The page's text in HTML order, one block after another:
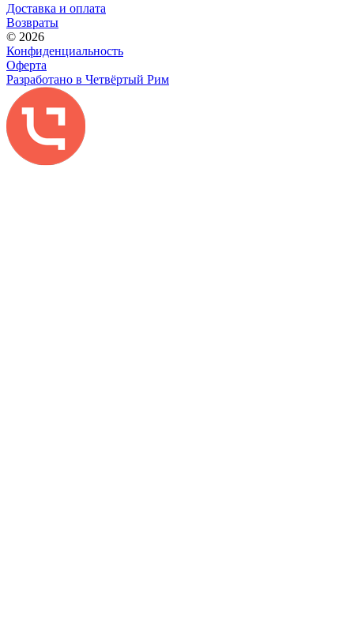
Доставка и оплата
Возвраты
© 2026
Конфиденциальность
Оферта
Разработано в Четвёртый Рим